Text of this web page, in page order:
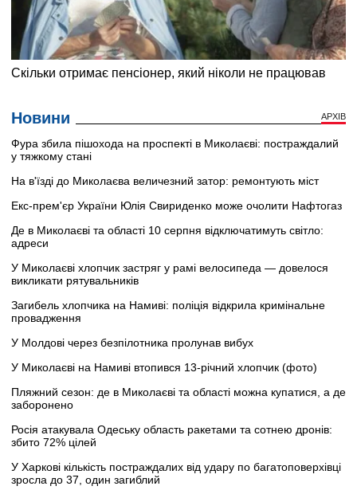
Новини АРХІВ
Фура збила пішохода на проспекті в Миколаєві: постраждалий
у тяжкому стані
На в'їзді до Миколаєва величезний затор: ремонтують міст
Екс-прем'єр України Юлія Свириденко може очолити Нафтогаз
Де в Миколаєві та області 10 серпня відключатимуть світло:
адреси
У Миколаєві хлопчик застряг у рамі велосипеда — довелося
викликати рятувальників
Загибель хлопчика на Намиві: поліція відкрила кримінальне
провадження
У Молдові через безпілотника пролунав вибух
У Миколаєві на Намиві втопився 13-річний хлопчик (фото)
Пляжний сезон: де в Миколаєві та області можна купатися, а де
заборонено
Росія атакувала Одеську область ракетами та сотнею дронів:
збито 72% цілей
У Харкові кількість постраждалих від удару по багатоповерхівці
зросла до 37, один загиблий